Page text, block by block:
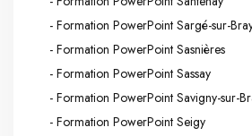
- Formation PowerPoint Sargé-sur-
- Formation PowerPoint Sasnières
- Formation PowerPoint Sassay
- Formation PowerPoint Savigny-sur-
- Formation PowerPoint Seigy